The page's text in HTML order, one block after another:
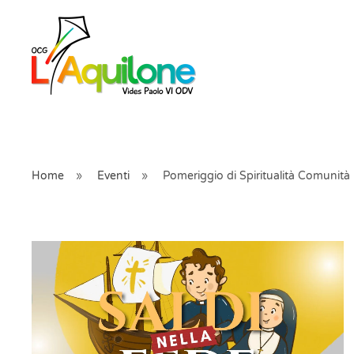
Skip to main content
Home Eventi Pomeriggio di Spiritualità Comunità